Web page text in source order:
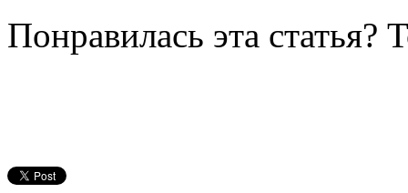
Понравилась эта статья?